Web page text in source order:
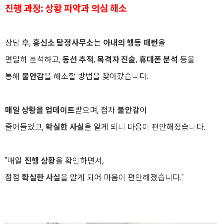
진행 과정: 상황 파악과 의심 해소
상담 후,흥신소 탐정사무소는 아내의 행동 패턴을
면밀히 분석하고,동선 추적,목격자 진술,휴대폰 분석 등을
통해 불안감을 해소할 방법을 찾아갔습니다.
매일 상황을 업데이트받으며, 점차 불안감이
줄어들었고,확실한 사실을 알게 되니 마음이 편안해졌습니다.
"매일 진행 상황을 확인하면서,
점점 확실한 사실을 알게 되어 마음이 편안해졌습니다."